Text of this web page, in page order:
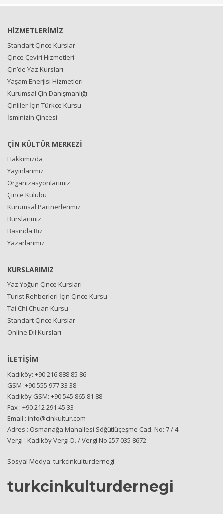
HİZMETLERİMİZ
Standart Çince Kurslar
Çince Çeviri Hizmetleri
Çin’de Yaz Kursları
Yaşam Enerjisi Hizmetleri
Kurumsal Çin Danışmanlığı
Çinliler İçin Türkçe Kursu
İsminizin Çincesi
ÇİN KÜLTÜR MERKEZİ
Hakkımızda
Yayınlarımız
Organizasyonlarımız
Çince Kulübü
Kurumsal Partnerlerimiz
Burslarımız
Basında Biz
Yazarlarımız
KURSLARIMIZ
Yaz Yoğun Çince Kursları
Turist Rehberleri İçin Çince Kursu
Tai Chi Chuan Kursu
Standart Çince Kurslar
Online Dil Kursları
İLETİŞİM
Kadıköy: +90 216 888 85 86
GSM :+90 555 977 33 38
Kadıköy GSM: +90 545 865 81 88
Fax : +90 212 291 45 33
Email : info@cinkultur.com
Adres : Osmanağa Mahallesi Söğütlüçeşme Cad. No: 7 / 4
Vergi : Kadıköy Vergi D. / Vergi No 257 035 8672
Sosyal Medya: turkcinkulturdernegi
turkcinkulturdernegi